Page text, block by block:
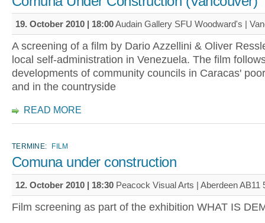
19. October 2010 | 18:00Audain Gallery SFU Woodward's |
A screening of a film by Dario Azzellini & Oliver
local self-administration in Venezuela. The film
developments of community councils in Caracas'
and in the countryside
READ MORE
TERMINE: FILM
Comuna under construction
12. October 2010 | 18:30 Peacock Visual Arts | Aberdeen AB11
Film screening as part of the exhibition WHAT IS